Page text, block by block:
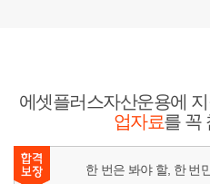
에셋플러스자산운용에
업자료를 꼭
한 번은 봐야 할, 한 번